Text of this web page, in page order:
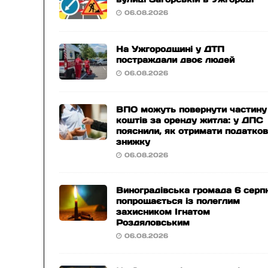
06.08.2026
На Ужгородщині у ДТП
постраждали двоє людей
06.08.2026
ВПО можуть повернути частину
коштів за оренду житла: у ДПС
пояснили, як отримати
знижку
06.08.2026
Виноградівська громада 6
попрощається із полеглим
захисником Ігнатом
Роздяловським
06.08.2026